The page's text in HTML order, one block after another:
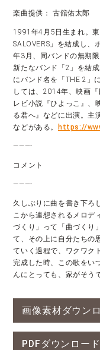
楽曲提供： 古舘佑太郎
1991年4月5日生まれ。
SALOVERS」を結成し
年3月、同バンドの無期
新たなバンド「2」を結
にバンド名を「THE 2」
しては、2014年、映画
レビ小説『ひよっこ』、
る君へ』などに出演。主
などがある。
https://
———-
コメント
———-
久しぶりに曲を書き下ろ
こから連想されるメロデ
づくり」って「曲づくり
て、その上に自分たちの
ていく過程で、ワクワク
完成した時、この歌をい
んにとっても、家がそう
画像素材ダウン
PDFダウンロード